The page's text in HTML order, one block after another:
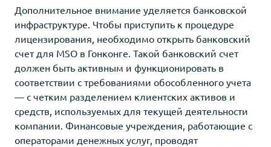
Дополнительное внимание уделяется банковской
инфраструктуре. Чтобы приступить к процедуре
лицензирования, необходимо открыть банковский
счет для MSO в Гонконге. Такой банковский счет
должен быть активным и функционировать в
соответствии с требованиями обособленного учета
— с четким разделением клиентских активов и
средств, используемых для текущей деятельности
компании. Финансовые учреждения, работающие с
операторами денежных услуг, проводят